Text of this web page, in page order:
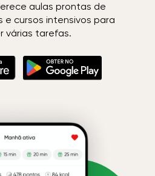
aulas prontas de
e cursos intensivos para
várias tarefas.